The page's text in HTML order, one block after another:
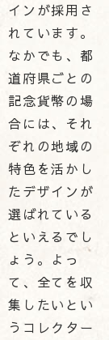
インが採用さ
れています。
なかでも、都
道府県ごとの
記念貨幣の場
合には、それ
ぞれの地域の
特色を活かし
たデザインが
選ばれている
といえるでし
ょう。よっ
て、全てを収
集したいとい
うコレクター